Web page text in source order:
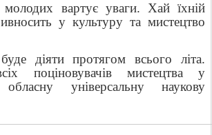
молодих вартує уваги. Хай їхній
у культуру та мистецтво
діяти протягом всього літа.
поціновувачів мистецтва у
обласну універсальну наукову